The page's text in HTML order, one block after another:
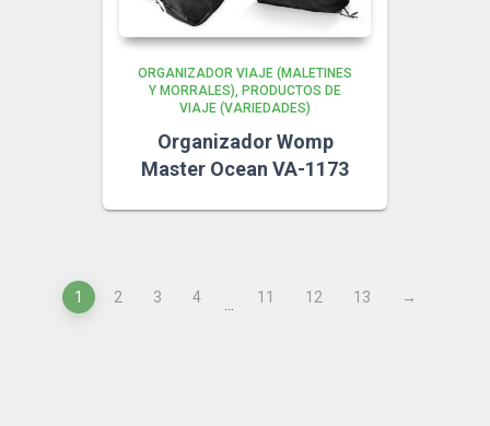
ORGANIZADOR VIAJE (MALETINES
Y MORRALES)
PRODUCTOS DE
VIAJE (VARIEDADES)
Organizador Womp
Master Ocean VA-1173
1 2 3 4 11 12 13 →